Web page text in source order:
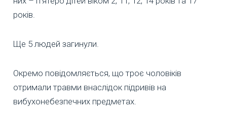
років.
Ще 5 людей загинули.
Окремо повідомляється, що троє чоловіків
отримали травми внаслідок підривів на
вибухонебезпечних предметах.